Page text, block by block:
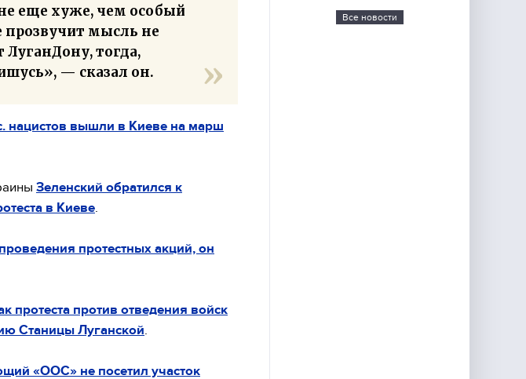
еще хуже, чем особый
прозвучит мысль не
тогда,
— сказал он.
нацистов вышли в Киеве на марш
Зеленский обратился к
в Киеве
протестных акций, он
протеста против отведения войск
Станицы Луганской
«ООС» не посетил участок
Все новости